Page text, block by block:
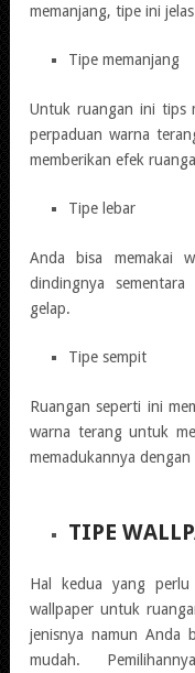
memanjang, tipe ini
Tipe memanjang
Untuk ruangan ini tips
perpaduan warna
memberikan efek
Tipe lebar
Anda bisa memakai
dindingnya
gelap.
Tipe sempit
Ruangan seperti ini
warna terang untuk
memadukannya
TIPE
Hal kedua yang perlu
wallpaper untuk
jenisnya namun Anda
mudah.